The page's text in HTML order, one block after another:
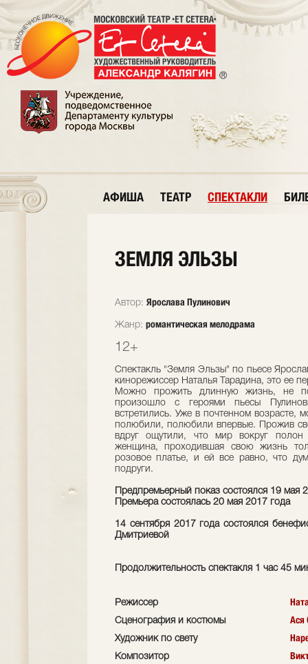
АФИША ТЕАТР СПЕКТАКЛИ
ЗЕМЛЯ ЭЛЬЗЫ
Автор: Ярослава Пулинович
Жанр: романтическая мелодрама
12+
Спектакль "Земля Эльзы" по пьесе
кинорежиссер Наталья Тарадина, это ее
Можно прожить длинную жизнь, не
произошло с героями пьесы
встретились. Уже в почтенном возрасте,
полюбили, полюбили впервые. Прожив
вдруг ощутили, что мир вокруг
женщина, проходившая свою жизнь
розовое платье, и ей все равно, что
подруги.
Предпремьерный показ состоялся 19 мая
Премьера состоялась 20 мая 2017 года
14 сентября 2017 года состоялся
Дмитриевой
Продолжительность спектакля 1 час 45
Режиссер
Сценография и костюмы Ася
Художник по свету
Композитор